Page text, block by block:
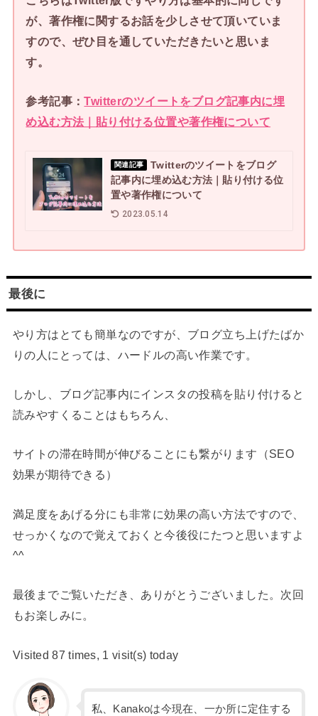
が、著作権に関するお話を少しさせて頂いていま
すので、ぜひ目を通していただきたいと思いま
す。
参考記事：Twitterのツイートをブログ記事内に埋
め込む方法｜貼り付ける位置や著作権について
関連記事
Twitterのツイートをブログ
記事内に埋め込む方法｜貼り付ける位
置や著作権について
2023.05.14
最後に
やり方はとても簡単なのですが、ブログ立ち上げたばか
りの人にとっては、ハードルの高い作業です。
しかし、ブログ記事内にインスタの投稿を貼り付けると
読みやすくることはもちろん、
サイトの滞在時間が伸びることにも繋がります（SEO
効果が期待できる）
満足度をあげる分にも非常に効果の高い方法ですので、
せっかくなので覚えておくと今後役にたつと思いますよ
^^
最後までご覧いただき、ありがとうございました。次回
もお楽しみに。
Visited 87 times, 1 visit(s) today
私、Kanakoは今現在、一か所に定住する